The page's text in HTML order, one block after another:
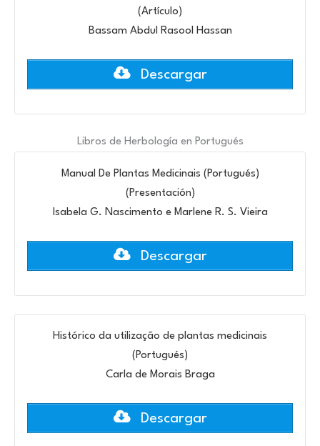
(Artículo)
Bassam Abdul Rasool Hassan
Descargar
Libros de Herbología en Portugués
Manual De Plantas Medicinais (Portugués)
(Presentación)
Isabela G. Nascimento e Marlene R. S. Vieira
Descargar
Histórico da utilização de plantas medicinais
(Portugués)
Carla de Morais Braga
Descargar